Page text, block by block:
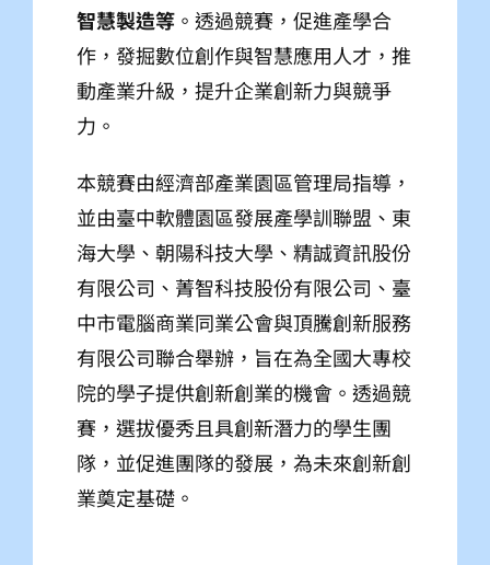
智慧製造等 。透過競賽，促進產學合
作，發掘數位創作與智慧應用人才，推
動產業升級，提升企業創新力與競爭
力。
本競賽由經濟部產業園區管理局指導，
並由臺中軟體園區發展產學訓聯盟、東
海大學、朝陽科技大學、精誠資訊股份
有限公司、菁智科技股份有限公司、臺
中市電腦商業同業公會與頂騰創新服務
有限公司聯合舉辦，旨在為全國大專校
院的學子提供創新創業的機會。透過競
賽，選拔優秀且具創新潛力的學生團
隊，並促進團隊的發展，為未來創新創
業奠定基礎。